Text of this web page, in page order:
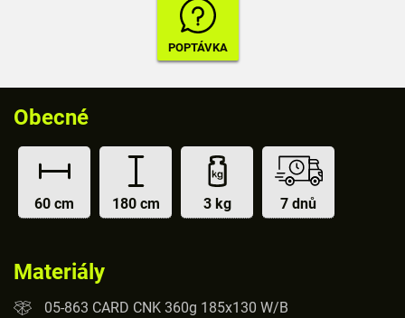
Obecné
60 cm 180 cm 3 kg 7 dnů
Materiály
05-863 CARD CNK 360g 185x130 W/B